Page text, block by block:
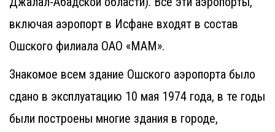
включая аэропорт в Исфане входят в состав
Ошского филиала ОАО «МАМ».
Знакомое всем здание Ошского аэропорта было
сдано в эксплуатацию 10 мая 1974 года, в те годы
были построены многие здания в городе,